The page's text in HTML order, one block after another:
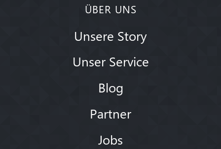
ÜBER UNS
Unsere Story
Unser Service
Blog
Partner
Jobs